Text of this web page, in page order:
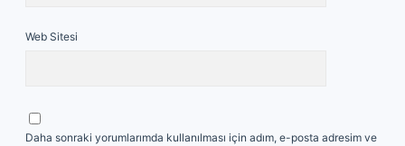
Web Sitesi
Daha sonraki yorumlarımda kullanılması için adım, e-posta adresim ve